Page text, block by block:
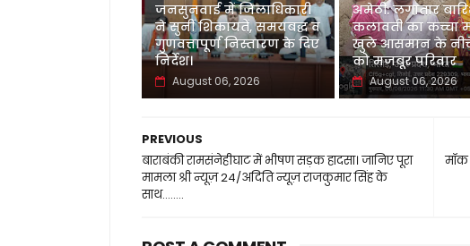
जनसुनवाई में जिलाधिकारी
ने सुनीं शिकायतें, समयबद्ध व
गुणवत्तापूर्ण निस्तारण के दिए
निर्देश।
August 06, 2026
अमेठी: लगातार
कलावती का कच्चा
खुले आसमान के
को मजबूर परिवार
August 06, 2026
मॉक
PREVIOUS
बाराबंकी रामसंनेहीघाट में भीषण सड़क हादसा। जानिए पूरा
मामला श्री न्यूज़ 24/अदिति न्यूज़ राजकुमार सिंह के
साथ........